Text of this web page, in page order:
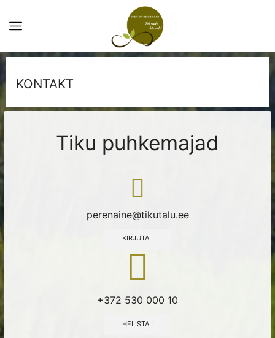
KONTAKT
Tiku puhkemajad
perenaine@tikutalu.ee
KIRJUTA !
+372 530 000 10
HELISTA !